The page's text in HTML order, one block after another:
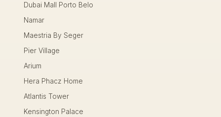
Dubai Mall Porto Belo
Namar
Maestria By Seger
Pier Village
Arium
Hera Phacz Home
Atlantis Tower
Kensington Palace